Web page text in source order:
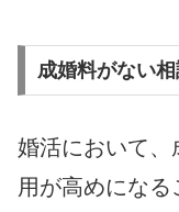
成婚料がない
婚活において、
用が高めになる